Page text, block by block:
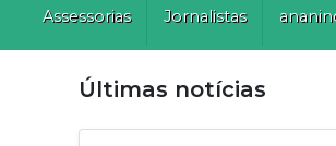
Assessorias Jornalistas
Últimas notícias